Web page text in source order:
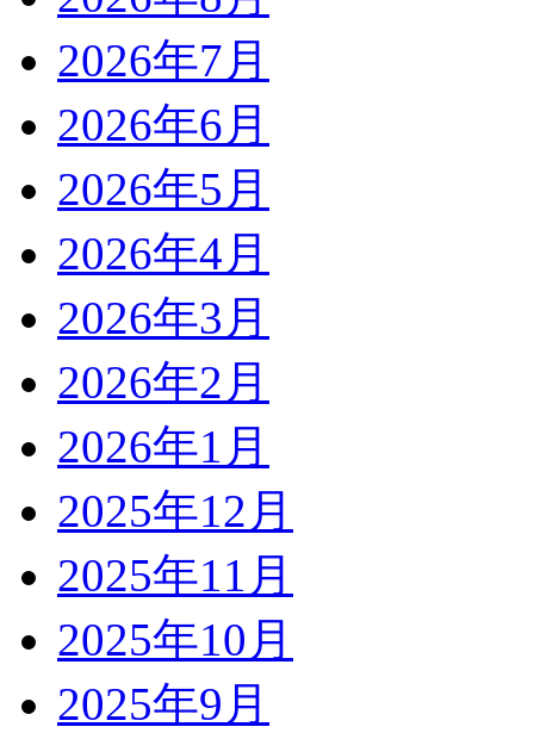
2026年7月
2026年6月
2026年5月
2026年4月
2026年3月
2026年2月
2026年1月
2025年12月
2025年11月
2025年10月
2025年9月